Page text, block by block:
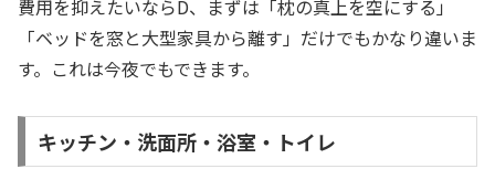
費用を抑えたいならD、まずは「枕の真上を空にする」
「ベッドを窓と大型家具から離す」だけでもかなり違いま
す。これは今夜でもできます。
キッチン・洗面所・浴室・トイレ